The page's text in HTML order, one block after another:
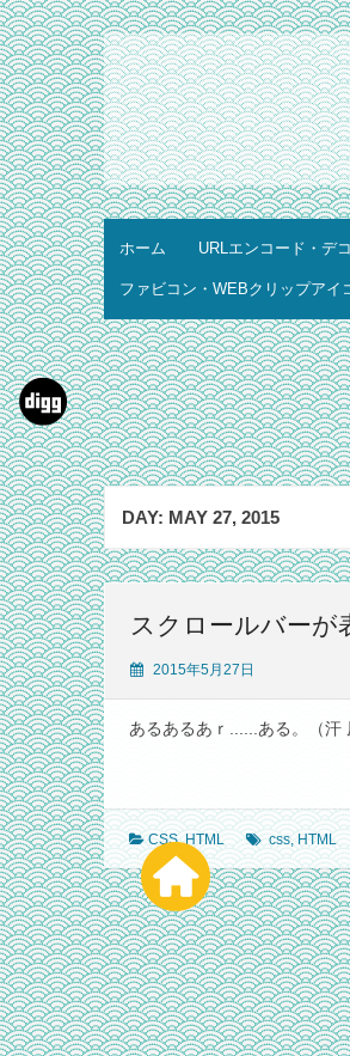
ホーム URLエンコード・デ
ファビコン・WEBクリップアイ
DAY: MAY 27, 2015
スクロールバーが
2015年5月27日
あるあるあｒ......ある。（汗
CSS,HTML css,HTML